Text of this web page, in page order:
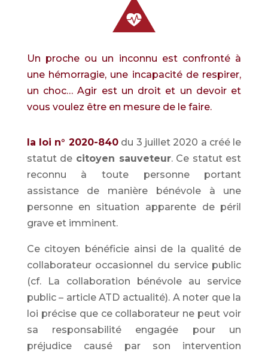
Un proche ou un inconnu est confronté à
une hémorragie, une incapacité de respirer,
un choc… Agir est un droit et un devoir et
vous voulez être en mesure de le faire.
la loi n° 2020-840du 3 juillet 2020 a créé le
statut de citoyen sauveteur. Ce statut est
reconnu à toute personne portant
assistance de manière bénévole à une
personne en situation apparente de péril
grave et imminent.
Ce citoyen bénéficie ainsi de la qualité de
collaborateur occasionnel du service public
(cf. La collaboration bénévole au service
public – article ATD actualité). A noter que la
loi précise que ce collaborateur ne peut voir
sa responsabilité engagée pour un
préjudice causé par son intervention